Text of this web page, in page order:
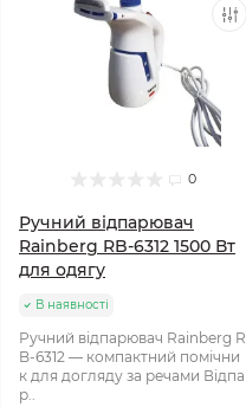
0
Ручний відпарювач
Rainberg RB-6312 1500 Вт
для одягу
В наявності
Ручний відпарювач Rainberg R
B-6312 — компактний помічни
к для догляду за речами Відпа
р..